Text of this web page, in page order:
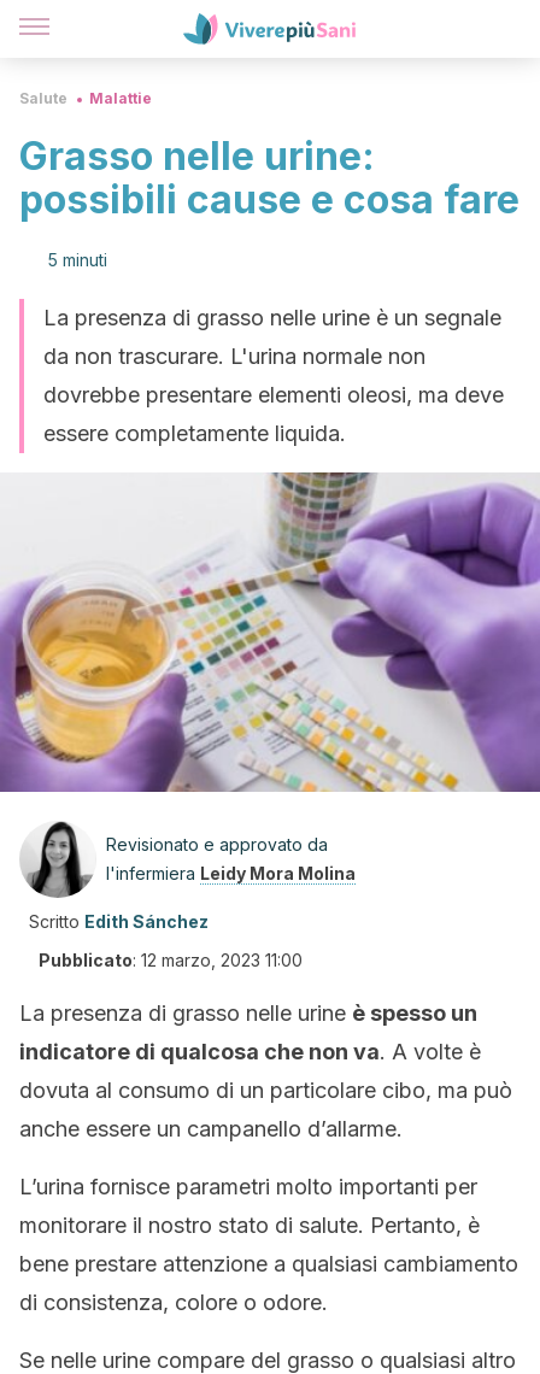
Salute Malattie
Grasso nelle urine:
possibili cause e cosa fare
5 minuti
La presenza di grasso nelle urine è un segnale
da non trascurare. L'urina normale non
dovrebbe presentare elementi oleosi, ma deve
essere completamente liquida.
Revisionato e approvato da
l'infermiera Leidy Mora Molina
Scritto Edith Sánchez
Pubblicato: 12 marzo, 2023 11:00
La presenza di grasso nelle urine è spesso un
indicatore di qualcosa che non va. A volte è
dovuta al consumo di un particolare cibo, ma può
anche essere un campanello d’allarme.
L’urina fornisce parametri molto importanti per
monitorare il nostro stato di salute. Pertanto, è
bene prestare attenzione a qualsiasi cambiamento
di consistenza, colore o odore.
Se nelle urine compare del grasso o qualsiasi altro